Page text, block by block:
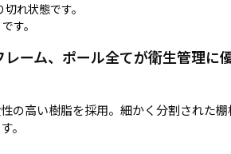
れ状態です。
です。
ーム、ポール全てが衛生管理に
の高い樹脂を採用。細かく分割された
。